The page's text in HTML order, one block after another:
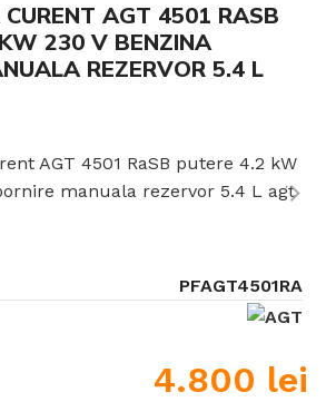
CURENT AGT 4501 RASB
230 V BENZINA
REZERVOR 5.4 L
PFAGT4501RA
4.800 lei